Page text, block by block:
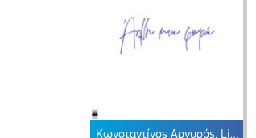
Κωνσταντίνος Αργυρός, Light